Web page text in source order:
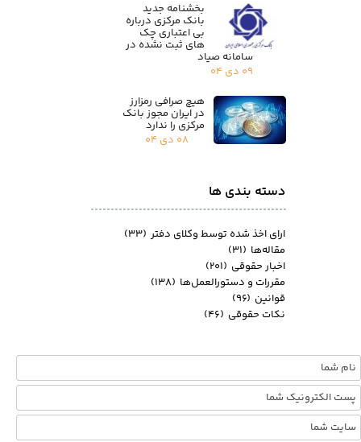
دسته بندی ها
بخشنامه جدید
بانک مرکزی درباره
بی اعتباری چک
های ثبت نشده در
سامانه صیاد
۰۹ دی ۰۴
هیچ صرافی رمزارز
در ایران مجوز بانک
مرکزی را ندارد
۰۸ دی ۰۴
ارای اخذ شده توسط وکلای دفتر (۳۳)
مقاله‌ها (۳۱)
اخبار حقوقی (۲۰۱)
مقررات و دستورالعمل‌ها (۱۳۸)
قوانین (۹۶)
نکات حقوقی (۴۶)